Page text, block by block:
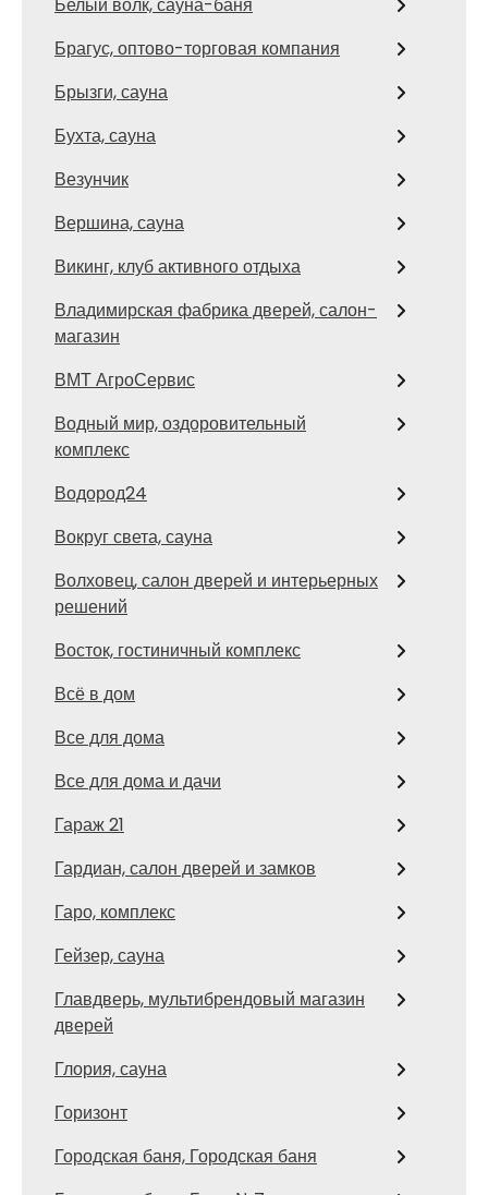
Брагус, оптово-торговая компания
Брызги, сауна
Бухта, сауна
Везунчик
Вершина, сауна
Викинг, клуб активного отдыха
Владимирская фабрика дверей, салон-
магазин
ВМТ АгроСервис
Водный мир, оздоровительный
комплекс
Водород24
Вокруг света, сауна
Волховец, салон дверей и интерьерных
решений
Восток, гостиничный комплекс
Всё в дом
Все для дома
Все для дома и дачи
Гараж 21
Гардиан, салон дверей и замков
Гаро, комплекс
Гейзер, сауна
Главдверь, мультибрендовый магазин
дверей
Глория, сауна
Горизонт
Городская баня, Городская баня